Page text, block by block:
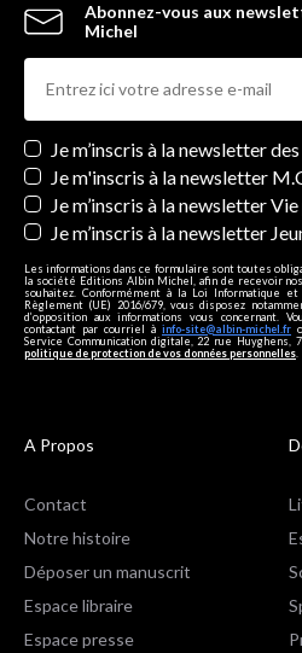
Abonnez-vous aux
Michel
Newsletters
Je m’inscris à la newsletter
Je m'inscris à la newsletter
Je m’inscris à la newsletter
Je m’inscris à la newsletter
Les informations dans ce formulaire sont toutes
la société Editions Albin Michel, afin de recevoir
souhaitez. Conformément à la Loi Informatique
Règlement (UE) 2016/679, vous disposez
d’opposition aux informations vous concernant.
contactant par courriel à info-site@albin-michel.fr
Service Communication digitale, 22 rue Huyghens,
politique de protection de vos données personnelles
A Propos
Contact
Notre histoire
Déposer un manuscrit
Espace libraire
Espace presse